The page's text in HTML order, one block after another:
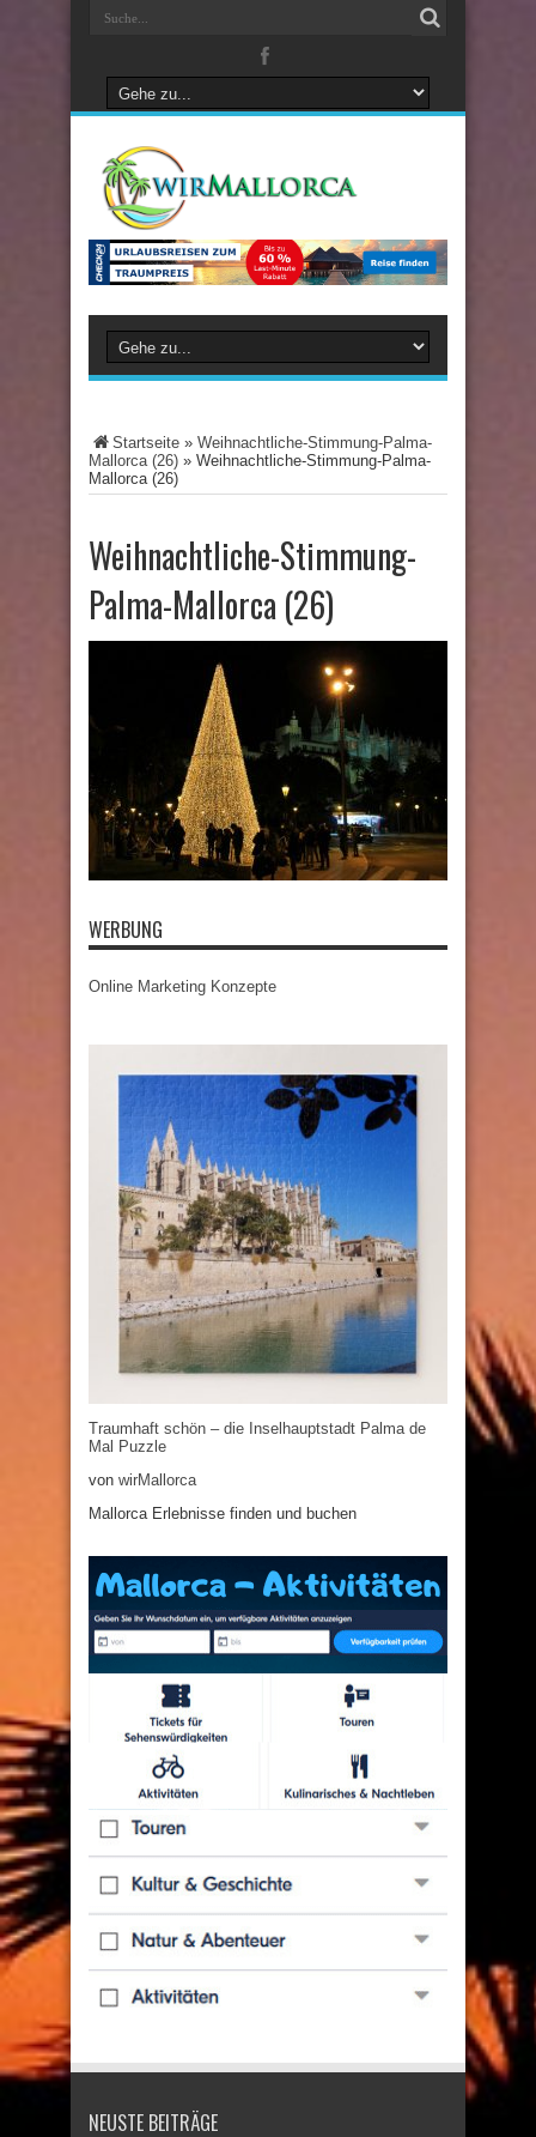
Startseite » Weihnachtliche-Stimmung-Palma-
Mallorca (26) » Weihnachtliche-Stimmung-Palma-
Mallorca (26)
Weihnachtliche-Stimmung-
Palma-Mallorca (26)
WERBUNG
Online Marketing Konzepte
Traumhaft schön – die Inselhauptstadt Palma de
Mal Puzzle
von wirMallorca
Mallorca Erlebnisse finden und buchen
NEUSTE BEITRÄGE